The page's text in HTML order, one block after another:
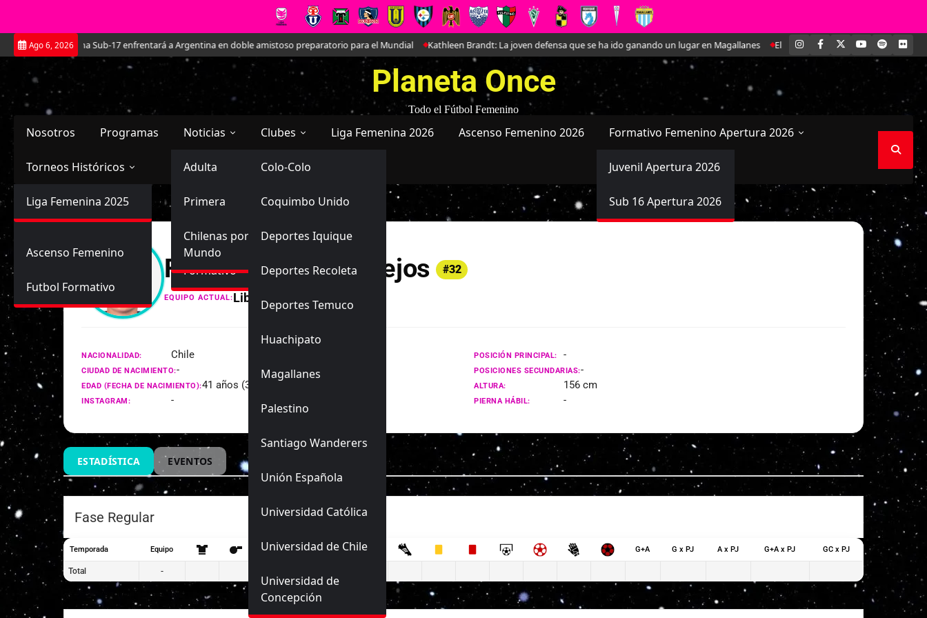
Saltar
al
contenido
Ago 6, 2026
La Roja Femenina Sub-17 enfrentará a Argentina en doble amistoso preparatorio para el Mundial Kathleen Brandt: La joven defensa que se ha ido ganando un lugar en Magallanes El Estadio Bicentenario de La Florida
INSTAGRAM
FACEBOOK YOUTUBE
SPOTIFY
Planeta Once
Todo el Fútbol Femenino
Nosotros Programas Noticias
Selección Chilena
Adulta
Sub-20
Sub-17
Futbol Nacional
Primera
Ascenso
Formativo
Futbol Internacional
Chilenas por el
Mundo
Clubes
Primera
Colo-Colo
Coquimbo Unido
Deportes Iquique
Deportes Recoleta
Deportes Temuco
Huachipato
Magallanes
Palestino
Santiago Wanderers
Unión Española
Universidad Católica
Universidad de Chile
Universidad de
Concepción
Ascenso
Liga Femenina 2026 Ascenso Femenino 2026 Formativo Femenino Apertura 2026
Juvenil Apertura 2026
Sub 16 Apertura 2026
Torneos Históricos
Primera División
Femenina
Liga Femenina 2025
Ascenso Femenino
Futbol Formativo
Fabiana Gisela Vallejos #32
EQUIPO ACTUAL:Libre
NACIONALIDAD: Chile
CIUDAD DE NACIMIENTO:-
EDAD (FECHA DE NACIMIENTO):41 años (30/07/1985)
INSTAGRAM: -
POSICIÓN PRINCIPAL: -
POSICIONES SECUNDARIAS:-
ALTURA: 156 cm
PIERNA HÁBIL: -
ESTADÍSTICA EVENTOS
Fase Regular
Temporada Equipo G+A G x PJ A x PJ G+A x PJ GC x PJ
Total -